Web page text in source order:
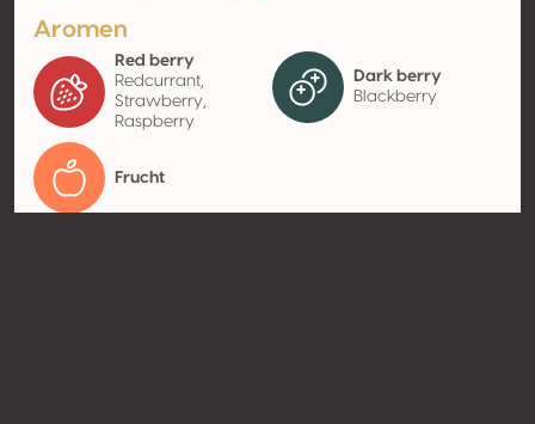
Aromen
Red berry
Redcurrant,
Strawberry,
Raspberry
Dark berry
Blackberry
Frucht